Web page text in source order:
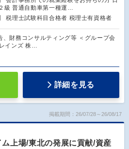
級 普通自動車第一種運…
税理士試験科目合格者 税理士有資格者
、財務コンサルティング等 ＜グループ会
インズ 株…
詳細を見る
掲載期間：26/07/28～26/08/17
ム上場/東北の発展に貢献/資産